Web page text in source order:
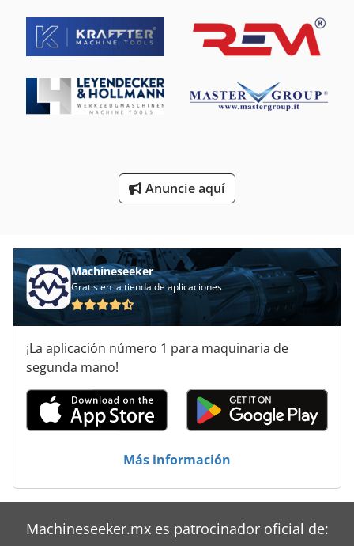
Torno De Torrecilla
Torno Del Plan De
Torno Mecánico De Precisión
Transportadores De Tornillos
Anuncie aquí
Machineseeker
Gratis en la tienda de aplicaciones
¡La aplicación número 1 para maquinaria de
segunda mano!
Más información
Machineseeker.mx es patrocinador oficial de: